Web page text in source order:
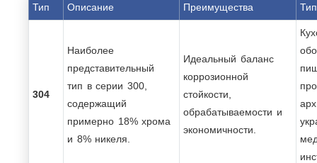
Тип Описание Преимущества
304
Наиболее
представительный
тип в серии 300,
содержащий
примерно 18% хрома
и 8% никеля.
Идеальный баланс
коррозионной
стойкости,
обрабатываемости и
экономичности.